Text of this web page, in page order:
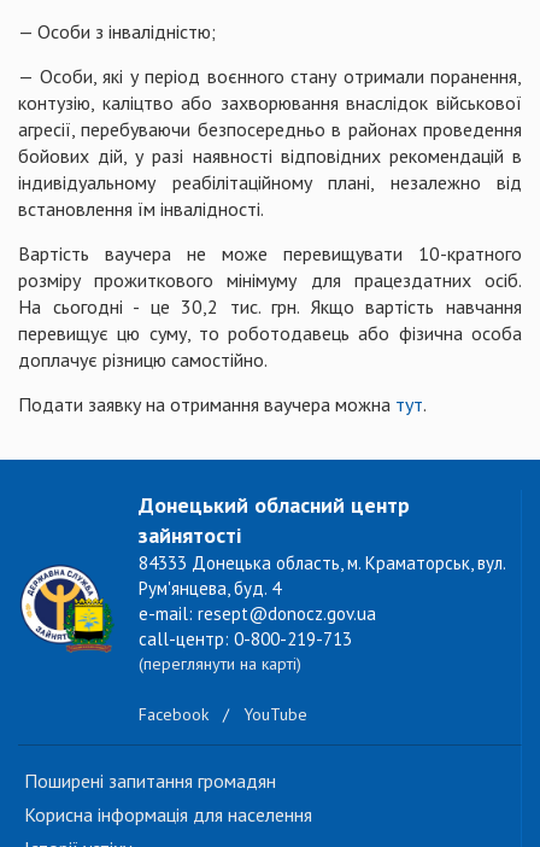
— Особи з інвалідністю;
— Особи, які у період воєнного стану отримали поранення,
контузію, каліцтво або захворювання внаслідок військової
агресії, перебуваючи безпосередньо в районах проведення
бойових дій, у разі наявності відповідних рекомендацій в
індивідуальному реабілітаційному плані, незалежно від
встановлення їм інвалідності.
Вартість ваучера не може перевищувати 10-кратного
розміру прожиткового мінімуму для працездатних осіб.
На сьогодні - це 30,2 тис. грн. Якщо вартість навчання
перевищує цю суму, то роботодавець або фізична особа
доплачує різницю самостійно.
Подати заявку на отримання ваучера можна тут.
Донецький обласний центр
зайнятості
84333 Донецька область, м. Краматорськ, вул.
Рум'янцева, буд. 4
e-mail: resept@donocz.gov.ua
call-центр: 0-800-219-713
(переглянути на карті)
Facebook / YouTube
Поширені запитання громадян
Корисна інформація для населення